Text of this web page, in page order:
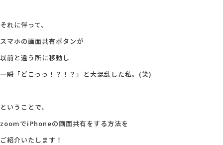
アクセス
採用情報
お問い合わせ
それに伴って、
スマホの画面共有ボタンが
以前と違う所に移動し
一瞬「どこっっ！？！？」と大混乱した私。(笑)
ということで、
zoomでiPhoneの画面共有をする方法を
ご紹介いたします！